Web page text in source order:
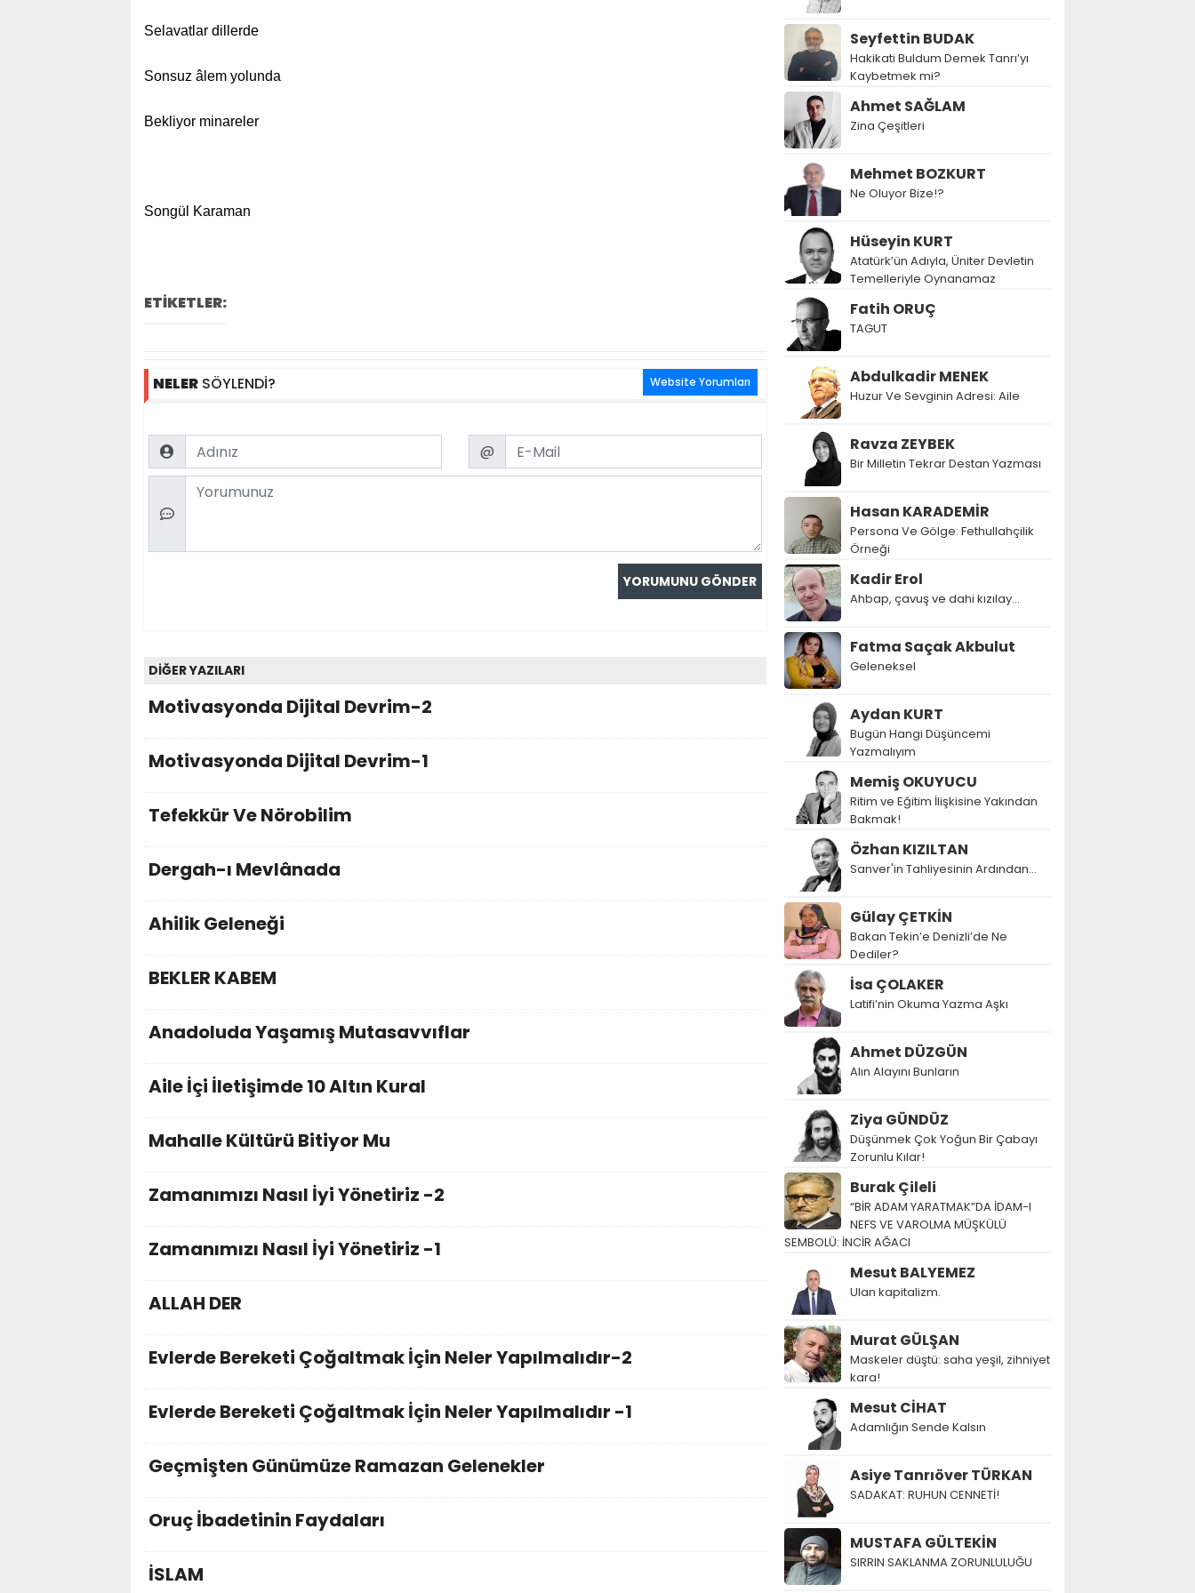
Selavatlar dillerde
Sonsuz âlem yolunda
Bekliyor minareler
Songül Karaman
ETİKETLER:
NELER SÖYLENDİ? Website Yorumları
Name Email
@
Comment
DİĞER YAZILARI
Motivasyonda Dijital Devrim-2
Motivasyonda Dijital Devrim-1
Tefekkür Ve Nörobilim
Dergah-ı Mevlânada
Ahilik Geleneği
BEKLER KABEM
Anadoluda Yaşamış Mutasavvıflar
Aile İçi İletişimde 10 Altın Kural
Mahalle Kültürü Bitiyor Mu
Zamanımızı Nasıl İyi Yönetiriz -2
Zamanımızı Nasıl İyi Yönetiriz -1
ALLAH DER
Evlerde Bereketi Çoğaltmak İçin Neler Yapılmalıdır-2
Evlerde Bereketi Çoğaltmak İçin Neler Yapılmalıdır -1
Geçmişten Günümüze Ramazan Gelenekler
Oruç İbadetinin Faydaları
İSLAM
Seyfettin BUDAK
Hakikati Buldum Demek Tanrı’yı
Kaybetmek mi?
Ahmet SAĞLAM
Zina Çeşitleri
Mehmet BOZKURT
Ne Oluyor Bize!?
Hüseyin KURT
Atatürk’ün Adıyla, Üniter Devletin
Temelleriyle Oynanamaz
Fatih ORUÇ
TAGUT
Abdulkadir MENEK
Huzur Ve Sevginin Adresi: Aile
Ravza ZEYBEK
Bir Milletin Tekrar Destan Yazması
Hasan KARADEMİR
Persona Ve Gölge: Fethullahçilik
Örneği
Kadir Erol
Ahbap, çavuş ve dahi kızılay...
Fatma Saçak Akbulut
Geleneksel
Aydan KURT
Bugün Hangi Düşüncemi
Yazmalıyım
Memiş OKUYUCU
Ritim ve Eğitim İlişkisine Yakından
Bakmak!
Özhan KIZILTAN
Sanver'in Tahliyesinin Ardından…
Gülay ÇETKİN
Bakan Tekin’e Denizli’de Ne
Dediler?
İsa ÇOLAKER
Latifi’nin Okuma Yazma Aşkı
Ahmet DÜZGÜN
Alın Alayını Bunların
Ziya GÜNDÜZ
Düşünmek Çok Yoğun Bir Çabayı
Zorunlu Kılar!
Burak Çileli
“BİR ADAM YARATMAK”DA İDAM-I
NEFS VE VAROLMA MÜŞKÜLÜ
SEMBOLÜ: İNCİR AĞACI
Mesut BALYEMEZ
Ulan kapitalizm.
Murat GÜLŞAN
Maskeler düştü: saha yeşil, zihniyet
kara!
Mesut CİHAT
Adamlığın Sende Kalsın
Asiye Tanrıöver TÜRKAN
SADAKAT: RUHUN CENNETİ!
MUSTAFA GÜLTEKİN
SIRRIN SAKLANMA ZORUNLULUĞU